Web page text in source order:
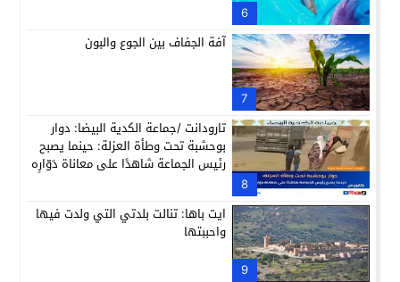
6
7
آفة الجفاف بين الجوع والبون
8
تارودانت /جماعة الكدية البيضا: دوار
بوحشبة تحت وطأة العزلة: حينما يصبح
رئيس الجماعة شاهدًا على معاناة دَوّارِه
9
ايت باها: تنالت بلدتي التي ولدت فيها
واحببتها